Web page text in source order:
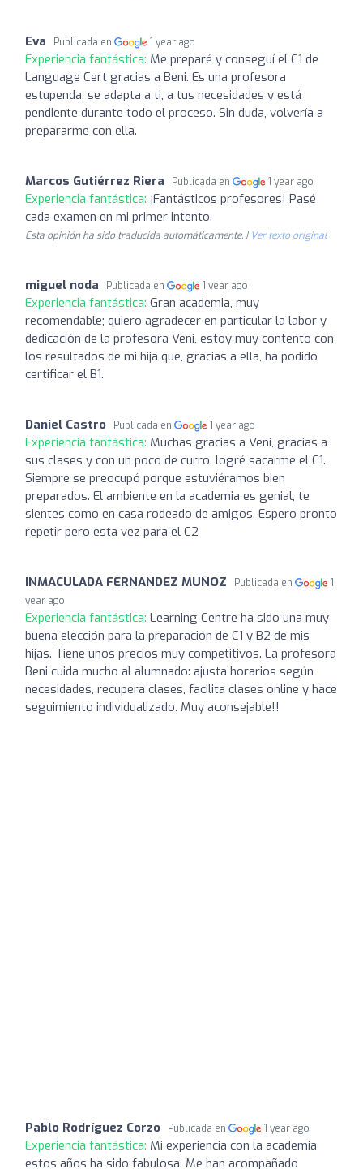
Eva Publicada en 1 year ago
Experiencia fantástica: Me preparé y conseguí el C1 de
Language Cert gracias a Beni. Es una profesora
estupenda, se adapta a ti, a tus necesidades y está
pendiente durante todo el proceso. Sin duda, volvería a
prepararme con ella.
Marcos Gutiérrez Riera Publicada en 1 year ago
Experiencia fantástica: ¡Fantásticos profesores! Pasé
cada examen en mi primer intento.
Esta opinión ha sido traducida automáticamente. | Ver texto original
miguel noda Publicada en 1 year ago
Experiencia fantástica: Gran academia, muy
recomendable; quiero agradecer en particular la labor y
dedicación de la profesora Veni, estoy muy contento con
los resultados de mi hija que, gracias a ella, ha podido
certificar el B1.
Daniel Castro Publicada en 1 year ago
Experiencia fantástica: Muchas gracias a Veni, gracias a
sus clases y con un poco de curro, logré sacarme el C1.
Siempre se preocupó porque estuviéramos bien
preparados. El ambiente en la academia es genial, te
sientes como en casa rodeado de amigos. Espero pronto
repetir pero esta vez para el C2
INMACULADA FERNANDEZ MUÑOZ Publicada en
1
year ago
Experiencia fantástica: Learning Centre ha sido una muy
buena elección para la preparación de C1 y B2 de mis
hijas. Tiene unos precios muy competitivos. La profesora
Beni cuida mucho al alumnado: ajusta horarios según
necesidades, recupera clases, facilita clases online y hace
seguimiento individualizado. Muy aconsejable!!
Pablo Rodríguez Corzo Publicada en 1 year ago
Experiencia fantástica: Mi experiencia con la academia
estos años ha sido fabulosa. Me han acompañado